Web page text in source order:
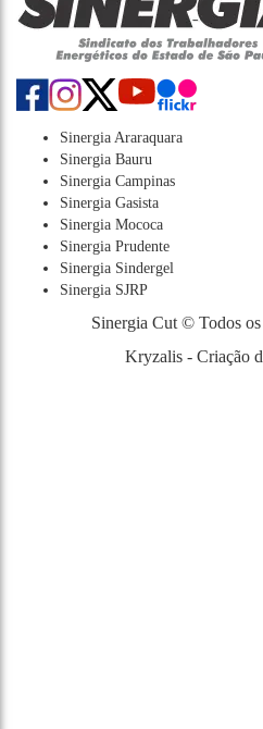
Sinergia Araraquara
Sinergia Bauru
Sinergia Campinas
Sinergia Gasista
Sinergia Mococa
Sinergia Prudente
Sinergia Sindergel
Sinergia SJRP
Sinergia Cut © Todos
Kryzalis - Criação